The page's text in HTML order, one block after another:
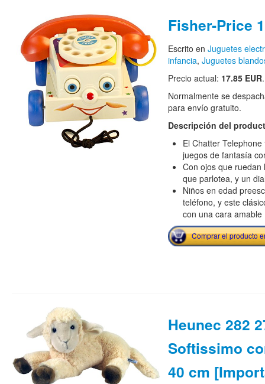
Fisher-Price
Escrito en Juguetes
infancia, Juguetes
Precio actual: 17.85 EUR.
Normalmente se
para envío gratuito.
Descripción del
El Chatter
juegos de fantasía
Con ojos que
que parlotea, y un
Niños en edad
teléfono, y este
con una cara amable
Comprar el producto
Heunec 282
Softissimo
40 cm